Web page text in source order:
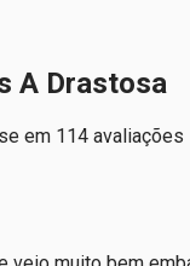
A Drastosa
em 114 avaliações